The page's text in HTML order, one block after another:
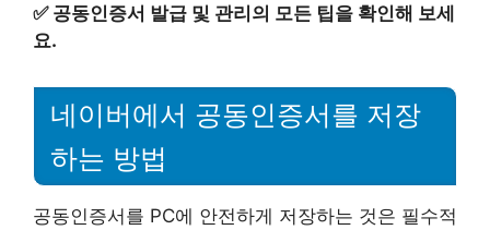
✅ 공동인증서 발급 및 관리의 모든 팁을 확인해 보세
요.
네이버에서 공동인증서를 저장
하는 방법
공동인증서를 PC에 안전하게 저장하는 것은 필수적